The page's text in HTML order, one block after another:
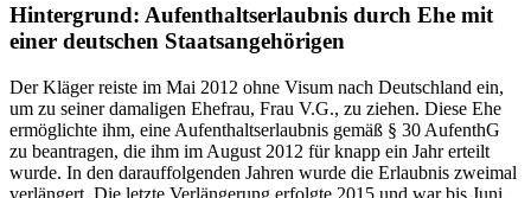
Hintergrund: Aufenthaltserlaubnis durch Ehe mit
einer deutschen Staatsangehörigen
Der Kläger reiste im Mai 2012 ohne Visum nach Deutschland ein,
um zu seiner damaligen Ehefrau, Frau V.G., zu ziehen. Diese Ehe
ermöglichte ihm, eine Aufenthaltserlaubnis gemäß § 30 AufenthG
zu beantragen, die ihm im August 2012 für knapp ein Jahr erteilt
wurde. In den darauffolgenden Jahren wurde die Erlaubnis zweimal
verlängert. Die letzte Verlängerung erfolgte 2015 und war bis Juni